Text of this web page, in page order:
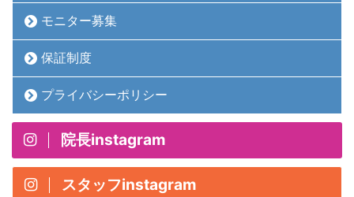
モニター募集
保証制度
プライバシーポリシー
院長instagram
スタッフinstagram